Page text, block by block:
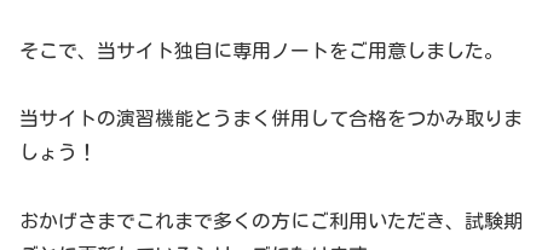
そこで、当サイト独自に専用ノートをご用意しました。
当サイトの演習機能とうまく併用して合格をつかみ取りま
しょう！
おかげさまでこれまで多くの方にご利用いただき、試験期